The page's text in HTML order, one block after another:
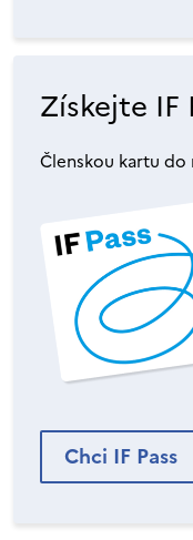
Získejte IF
Členskou kartu do
Chci IF Pass